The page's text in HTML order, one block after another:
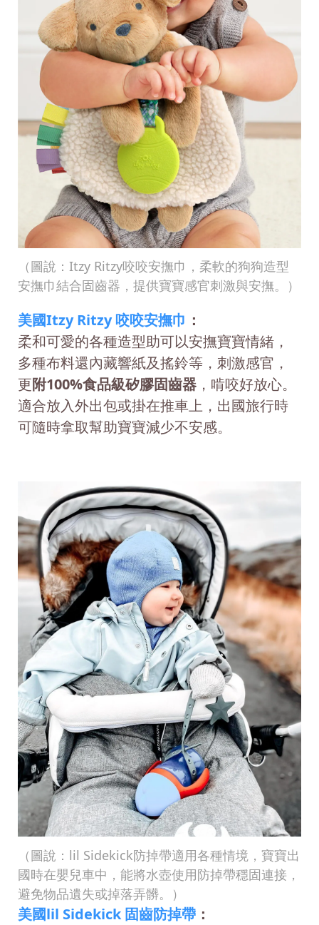
（圖說：Itzy Ritzy咬咬安撫巾，柔軟的狗狗造型
安撫巾結合固齒器，提供寶寶感官刺激與安撫。）
美國Itzy Ritzy 咬咬安撫巾 ：
柔和可愛的各種造型助可以安撫寶寶情緒，
多種布料還內藏響紙及搖鈴等，刺激感官，
更附100%食品級矽膠固齒器 ，啃咬好放心。
適合放入外出包或掛在推車上，出國旅行時
可隨時拿取幫助寶寶減少不安感。
（圖說：lil Sidekick防掉帶適用各種情境，寶寶出
國時在嬰兒車中，能將水壺使用防掉帶穩固連接，
避免物品遺失或掉落弄髒。）
美國lil Sidekick 固齒防掉帶 ：